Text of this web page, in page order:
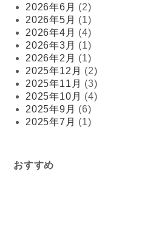
2026年6月 (2)
2026年5月 (1)
2026年4月 (4)
2026年3月 (1)
2026年2月 (1)
2025年12月 (2)
2025年11月 (3)
2025年10月 (4)
2025年9月 (6)
2025年7月 (1)
おすすめ